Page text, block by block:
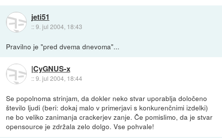
jeti51
::9. jul 2004, 18:43
Pravilno je "pred dvema dnevoma"...
|CyGNUS-x
::9. jul 2004, 18:44
Se popolnoma strinjam, da dokler neko stvar uporablja določeno
število ljudi (beri: dokaj malo v primerjavi s konkurenčnimi izdelki)
ne bo veliko zanimanja crackerjev zanje. Če pomislimo, da je stvar
opensource je zdržala zelo dolgo. Vse pohvale!